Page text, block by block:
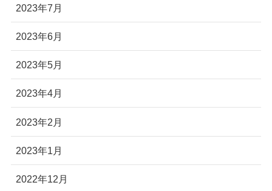
2023年7月
2023年6月
2023年5月
2023年4月
2023年2月
2023年1月
2022年12月